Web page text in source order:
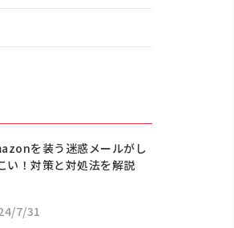
を装う迷惑メールがし
い！対策と対処法を解説
7/31